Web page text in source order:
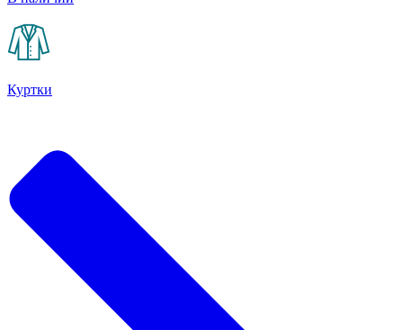
Куртки